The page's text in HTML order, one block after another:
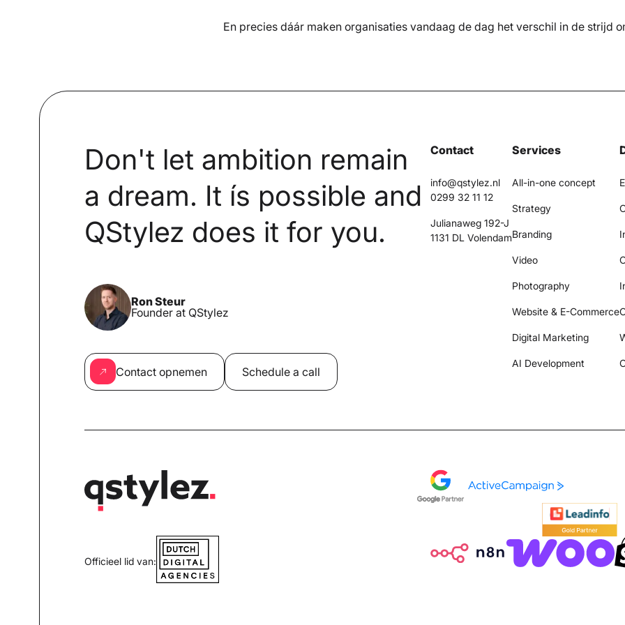
En precies dáár maken organisaties vandaag de dag het verschil in de strijd
Don't let ambition remain
a dream. It ís possible and
QStylez does it for you.
Ron Steur
Founder at QStylez
Contact opnemen Schedule a call
Contact
info@qstylez.nl
0299 32 11 12
Julianaweg 192-J
1131 DL Volendam
Services
All-in-one concept
Strategy
Branding
Video
Photography
Website & E-Commerce
Digital Marketing
AI Development
Officieel lid van: